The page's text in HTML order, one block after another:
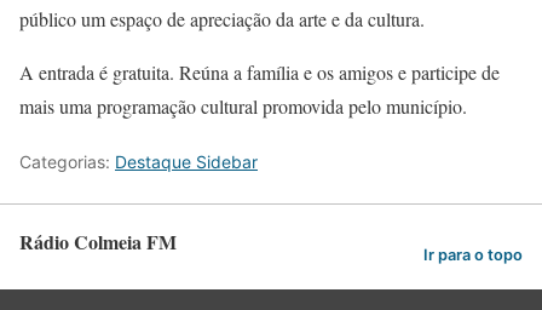
público um espaço de apreciação da arte e da cultura.
A entrada é gratuita. Reúna a família e os amigos e participe de
mais uma programação cultural promovida pelo município.
Categorias: Destaque Sidebar
Rádio Colmeia FM Ir para o topo